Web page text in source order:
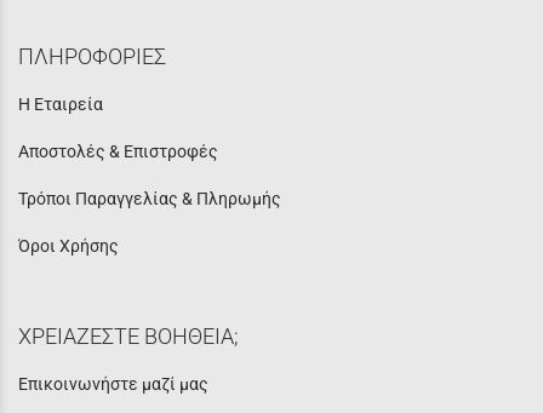
ΠΛΗΡΟΦΟΡΙΕΣ
Η Εταιρεία
Αποστολές & Επιστροφές
Τρόποι Παραγγελίας & Πληρωμής
Όροι Χρήσης
ΧΡΕΙΑΖΕΣΤΕ ΒΟΗΘΕΙΑ;
Επικοινωνήστε μαζί μας